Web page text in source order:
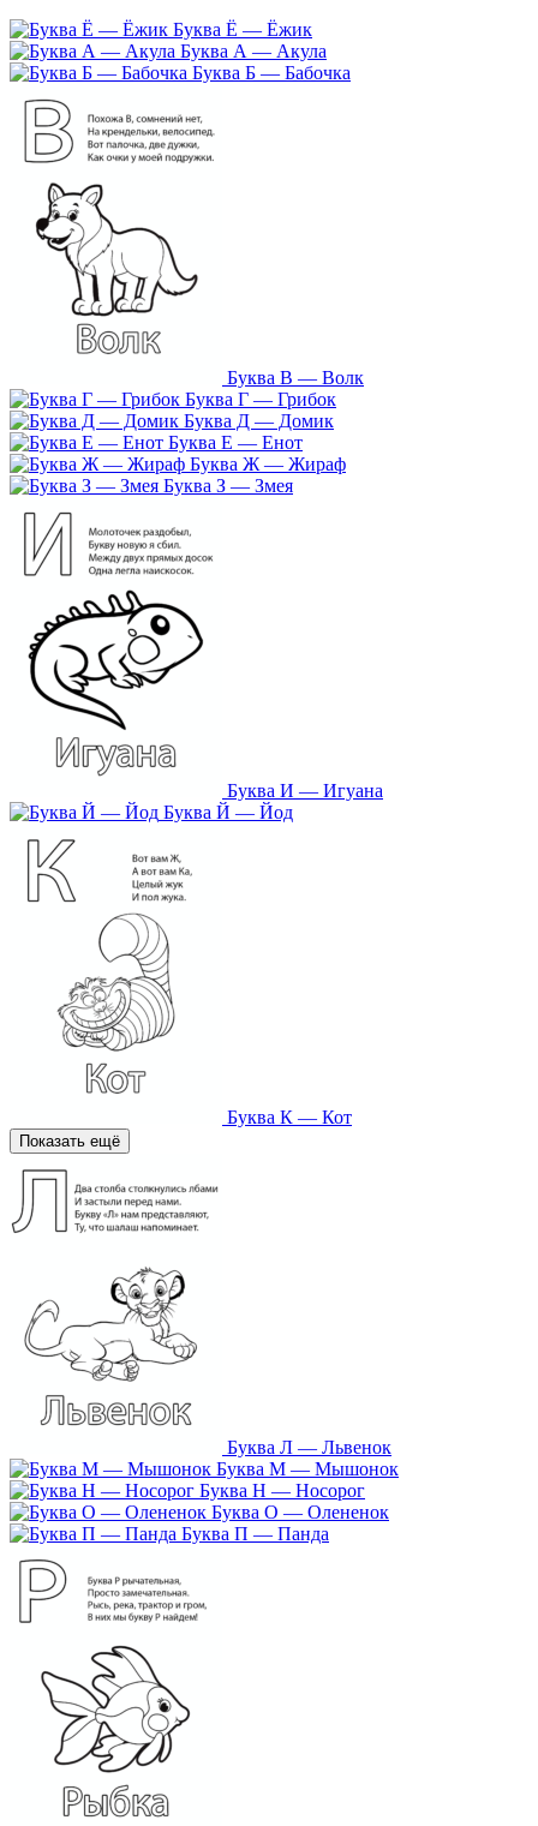
Буква Ё — Ёжик
Буква А — Акула
Буква Б — Бабочка
Буква В — Волк
Буква Г — Грибок
Буква Д — Домик
Буква Е — Енот
Буква Ж — Жираф
Буква З — Змея
Буква И — Игуана
Буква Й — Йод
Буква К — Кот
Показать ещё
Буква Л — Львенок
Буква М — Мышонок
Буква Н — Носорог
Буква О — Олененок
Буква П — Панда